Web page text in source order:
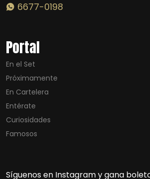
6677-0198
Portal
En el Set
Próximamente
En Cartelera
Entérate
Curiosidades
Famosos
Síguenos en Instagram y gana